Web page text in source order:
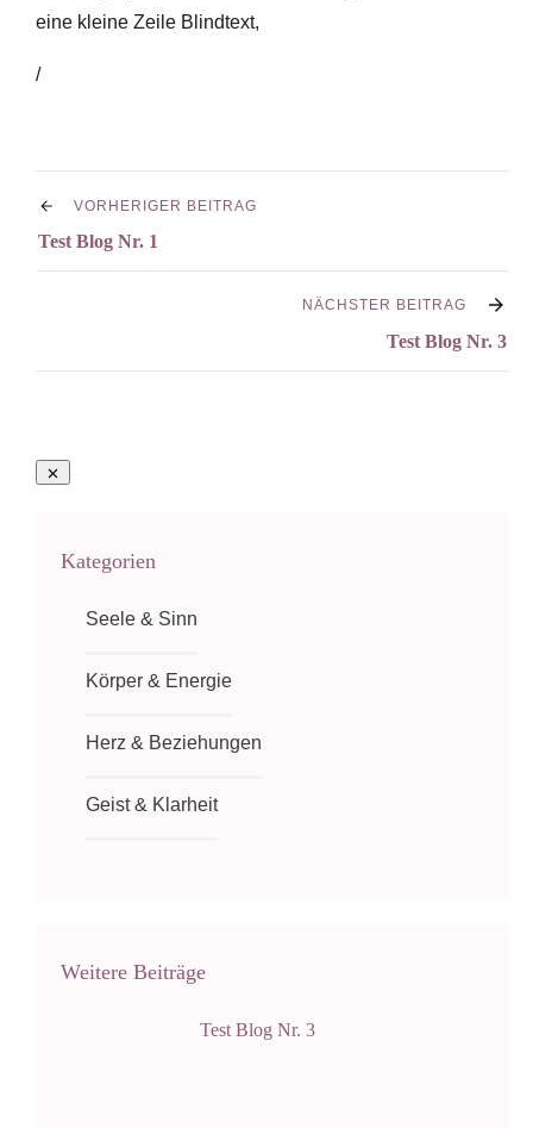
eine kleine Zeile Blindtext,
/
VORHERIGER BEITRAG
Test Blog Nr. 1
NÄCHSTER BEITRAG
Test Blog Nr. 3
Kategorien
Seele & Sinn
Körper & Energie
Herz & Beziehungen
Geist & Klarheit
Weitere Beiträge
Test Blog Nr. 3